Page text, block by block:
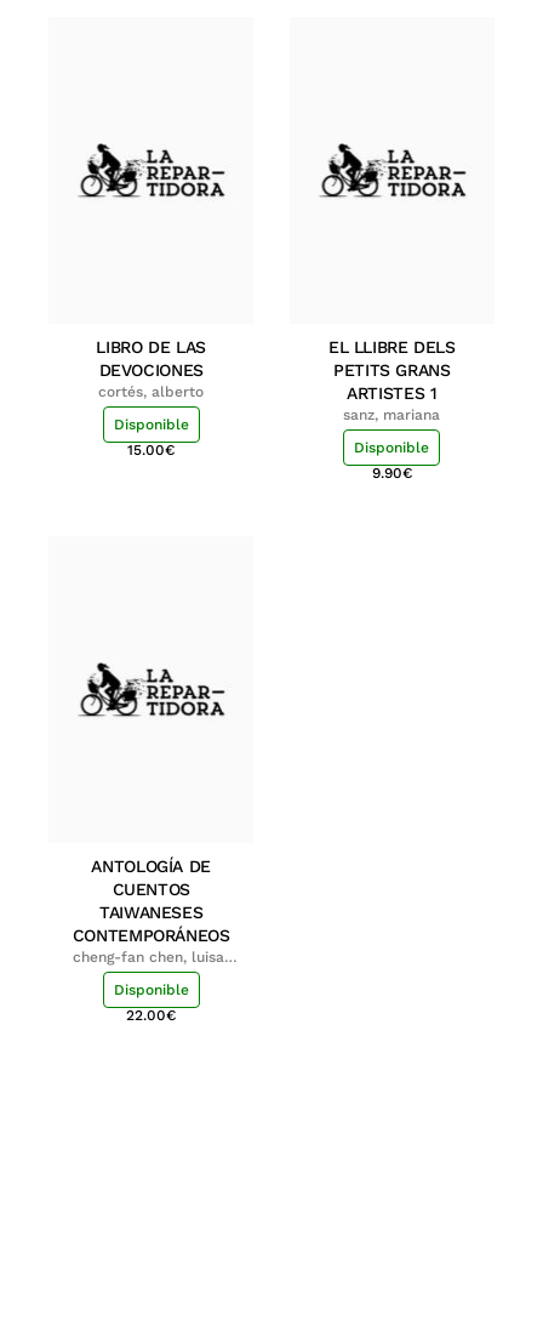
LIBRO DE LAS
DEVOCIONES
cortés, alberto
Disponible
15.00€
EL LLIBRE DELS
PETITS GRANS
ARTISTES 1
sanz, mariana
Disponible
9.90€
ANTOLOGÍA DE
CUENTOS
TAIWANESES
CONTEMPORÁNEOS
cheng-fan chen, luisa;
shu-ying chang, luisa
Disponible
22.00€